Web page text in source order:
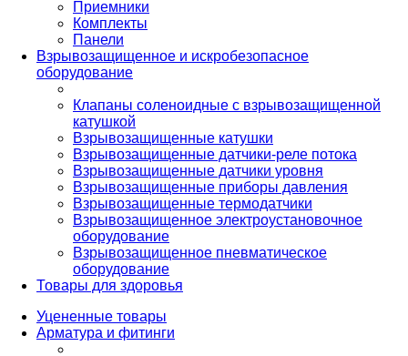
Приемники
Комплекты
Панели
Взрывозащищенное и искробезопасное
оборудование
Клапаны соленоидные с взрывозащищенной
катушкой
Взрывозащищенные катушки
Взрывозащищенные датчики-реле потока
Взрывозащищенные датчики уровня
Взрывозащищенные приборы давления
Взрывозащищенные термодатчики
Взрывозащищенное электроустановочное
оборудование
Взрывозащищенное пневматическое
оборудование
Товары для здоровья
Уцененные товары
Арматура и фитинги